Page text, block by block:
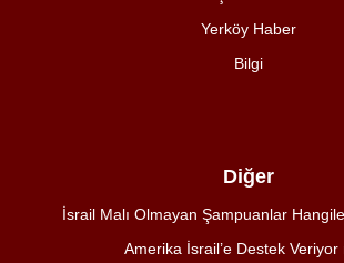
Yerköy Haber
Bilgi
Diğer
İsrail Malı Olmayan Şampuanlar
Amerika İsrail’e Destek Veriyor